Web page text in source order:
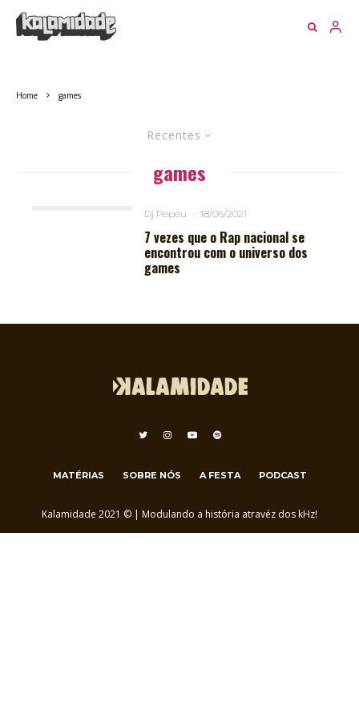
Home games
Recentes
games
Dj Pepeu · 18/06/2021
7 vezes que o Rap nacional se
encontrou com o universo dos
games
MATÉRIAS SOBRE NÓS A FESTA PODCAST
Kalamidade 2021 © | Modulando a história atravéz dos kHz!